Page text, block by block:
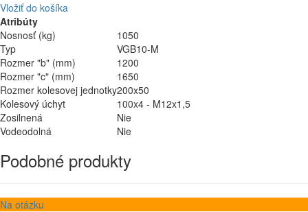
Vložiť do košíka
Atribúty
Nosnosť (kg)
1050
Typ
VGB10-M
Rozmer "b" (mm)
1200
Rozmer "c" (mm)
1650
Rozmer kolesovej jednotky200x50
Kolesový úchyt
100x4 - M12x1,5
Zosilnená
Nie
Vodeodolná
Nie
Podobné produkty
Na otázku